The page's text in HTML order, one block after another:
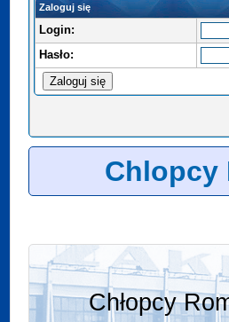
Zaloguj się
Login:
Hasło:
Chlopcy
Chłopcy